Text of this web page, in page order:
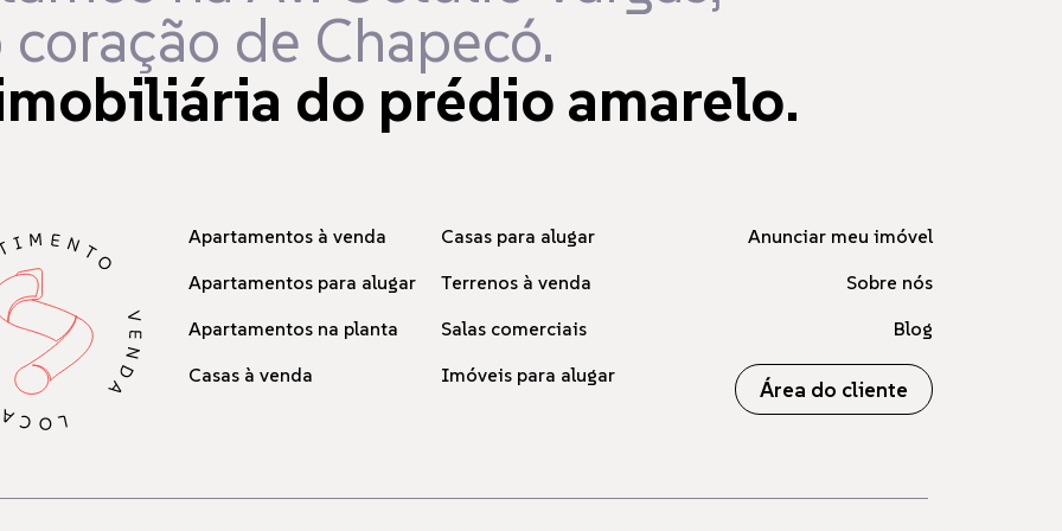
de Chapecó.
do prédio amarelo.
Apartamentos à venda
Apartamentos para alugar
Apartamentos na planta
Casas à venda
Casas para alugar
Terrenos à venda
Salas comerciais
Imóveis para alugar
Anunciar meu imóvel
Sobre nós
Blog
Área do cliente